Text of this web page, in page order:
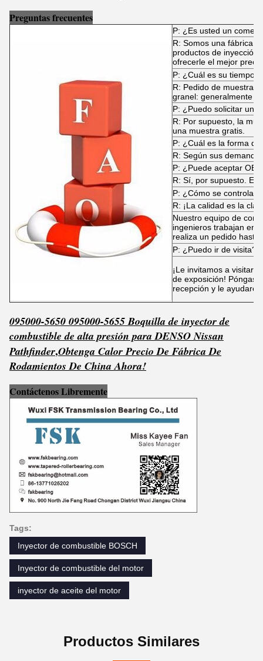
Preguntas frecuentes
P: ¿Es usted un
R: Somos una fábrica
productos de inyección
ofrecerle el mejor
P: ¿Cuál es su tiempo
R: Pedido de muestra:
granel: generalmente
P: ¿Puedo solicitar una
R: Por supuesto, la
una muestra gratis.
P: ¿Cuál es la forma
R: Según sus
P: ¿Puede aceptar
R: Sí, por supuesto. El
P: ¿Cómo se controla
R: ¡La calidad es la
Nuestro equipo de
ingenieros trabajan en
realiza un pedido hasta
P: ¿Puedo ir de visita?
¡Le invitamos a visitar
de exposición!
recepción y le
095000-5650 095000-5655 Boquilla de inyector de
combustible de alta presión para DENSO Nissan
Pathfinder,Obtenga Calor Precio De Fábrica De
Rodamientos De China Ahora!
Contáctenos Libremente
Tags:
Inyector de combustible BOSCH
Inyector de combustible del motor
inyector de aceite del motor
Productos Similares